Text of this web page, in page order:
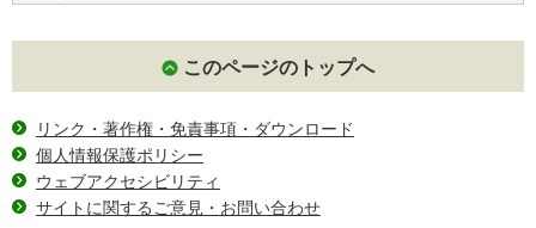
このページのトップへ
リンク・著作権・免責事項・ダウンロード
個人情報保護ポリシー
ウェブアクセシビリティ
サイトに関するご意見・お問い合わせ